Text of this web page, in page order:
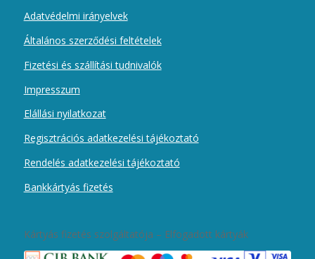
Adatvédelmi irányelvek
Általános szerződési feltételek
Fizetési és szállítási tudnivalók
Impresszum
Elállási nyilatkozat
Regisztrációs adatkezelési tájékoztató
Rendelés adatkezelési tájékoztató
Bankkártyás fizetés
Kártyás fizetés szolgáltatója – Elfogadott kártyák